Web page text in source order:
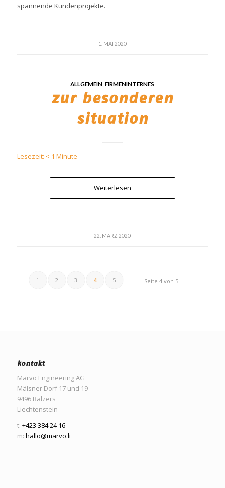
spannende Kundenprojekte.
1. MAI 2020
ALLGEMEIN ,FIRMENINTERNES
zur besonderen
situation
Lesezeit: < 1 Minute
Weiterlesen
22. MÄRZ 2020
Seite 4 von 5
1 2 3 4 5
kontakt
Marvo Engineering AG
Mälsner Dorf 17 und 19
9496 Balzers
Liechtenstein
t: +423 384 24 16
m: hallo@marvo.li